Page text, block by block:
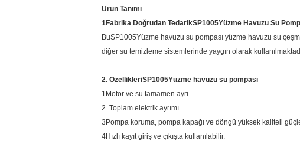
Ürün Tanımı
1Fabrika Doğrudan TedarikSP1005Yüzme Havuzu Su
BuSP1005Yüzme havuzu su pompası yüzme havuzu su
diğer su temizleme sistemlerinde yaygın olarak
2. ÖzellikleriSP1005Yüzme havuzu su pompası
1Motor ve su tamamen ayrı.
2. Toplam elektrik ayrımı
3Pompa koruma, pompa kapağı ve döngü yüksek kaliteli
4Hızlı kayıt giriş ve çıkışta kullanılabilir.